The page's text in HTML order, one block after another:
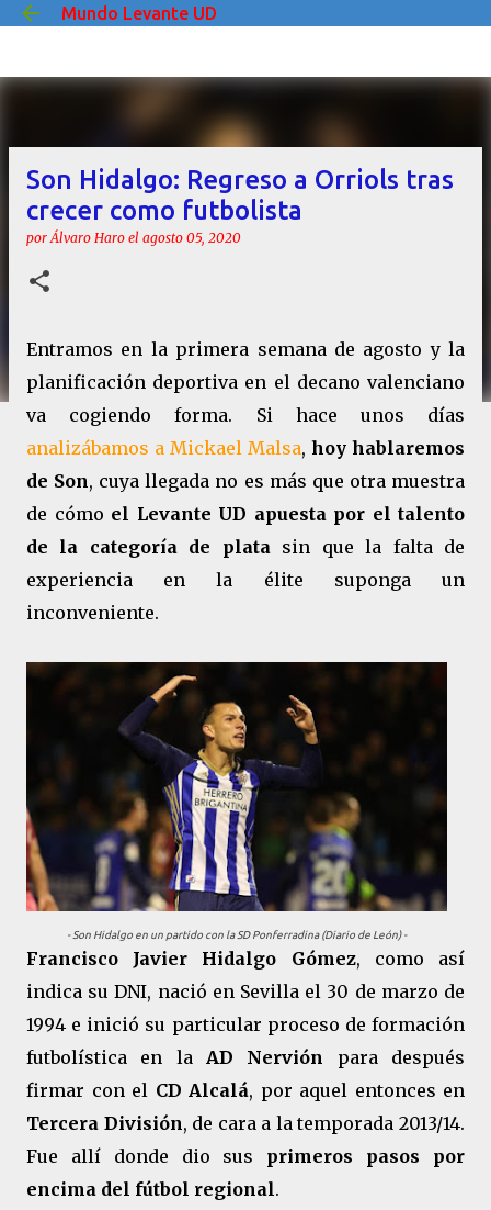
Ir al contenido principal
Mundo Levante UD
Son Hidalgo: Regreso a Orriols tras
crecer como futbolista
porÁlvaro Haro el agosto 05, 2020
Entramos en la primera semana de agosto y la
planificación deportiva en el decano valenciano
va cogiendo forma. Si hace unos días
analizábamos a Mickael Malsa, hoy hablaremos
de Son, cuya llegada no es más que otra muestra
de cómo el Levante UD apuesta por el talento
de la categoría de platasin que la falta de
experiencia en la élite suponga un
inconveniente.
- Son Hidalgo en un partido con la SD Ponferradina (Diario de León) -
Francisco Javier Hidalgo Gómez, como así
indica su DNI, nació en Sevilla el 30 de marzo de
1994 e inició su particular proceso de formación
futbolística en la AD Nervión para después
firmar con el CD Alcalá, por aquel entonces en
Tercera División, de cara a la temporada 2013/14.
Fue allí donde dio sus primeros pasos por
encima del fútbol regional.